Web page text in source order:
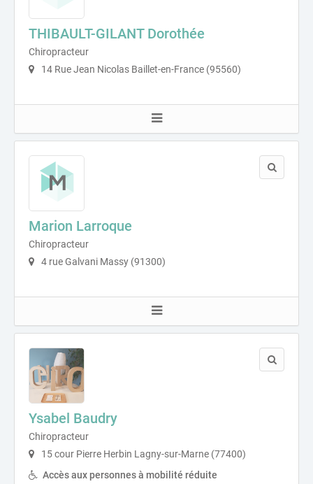
THIBAULT-GILANT Dorothée
Chiropracteur
14 Rue Jean Nicolas Baillet-en-France (95560)
Marion Larroque
Chiropracteur
4 rue Galvani Massy (91300)
Ysabel Baudry
Chiropracteur
15 cour Pierre Herbin Lagny-sur-Marne (77400)
Accès aux personnes à mobilité réduite